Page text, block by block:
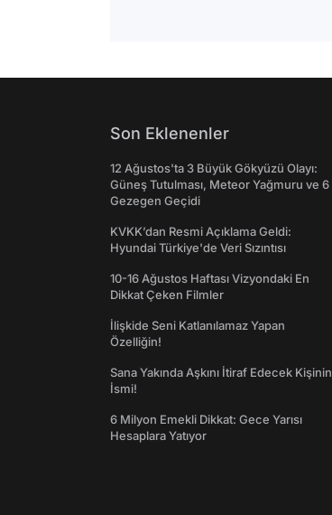
Son Eklenenler
12 Ağustos'ta 3 Büyük Gökyüzü Olayı:
Güneş Tutulması, Meteor Yağmuru ve 6
Gezegen Geçidi
KVKK’dan Resmi Açıklama Geldi:
Hyundai Türkiye'de Veri Sızıntısı
10-16 Ağustos Haftası Vizyondaki En
Dikkat Çeken Filmler
İlişkide Seni Katlanılamaz Yapan
Özelliğin!
Sana Yakında Aşkını İtiraf Edecek Kişinin
İsmi!
6 Milyon Emekli Dikkat: Gece Yarısı
Hesaplara Yatıyor